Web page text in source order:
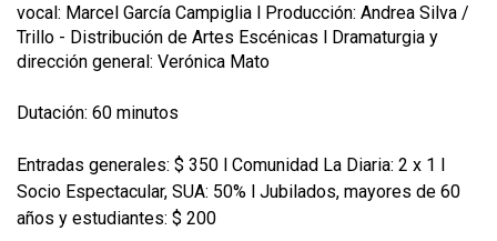
vocal: Marcel García Campiglia l Producción: Andrea Silva /
Trillo - Distribución de Artes Escénicas l Dramaturgia y
dirección general: Verónica Mato
Dutación: 60 minutos
Entradas generales: $ 350 l Comunidad La Diaria: 2 x 1 l
Socio Espectacular, SUA: 50% l Jubilados, mayores de 60
años y estudiantes: $ 200